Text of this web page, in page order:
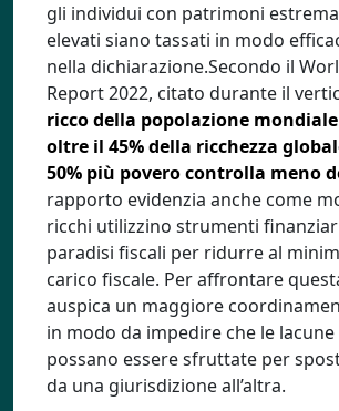
gli individui con patrimoni
elevati siano tassati in modo
nella dichiarazione.Secondo il
Report 2022, citato durante il
ricco della popolazione
oltre il 45% della ricchezza
50% più povero controlla meno
rapporto evidenzia anche come
ricchi utilizzino strumenti
paradisi fiscali per ridurre al
carico fiscale. Per affrontare
auspica un maggiore
in modo da impedire che le
possano essere sfruttate per
da una giurisdizione all’altra.